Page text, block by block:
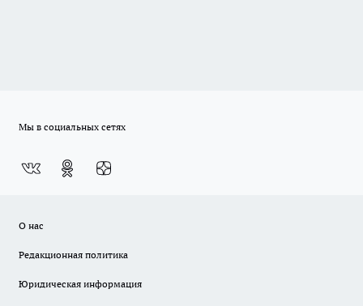
Мы в социальных сетях
О нас
Редакционная политика
Юридическая информация